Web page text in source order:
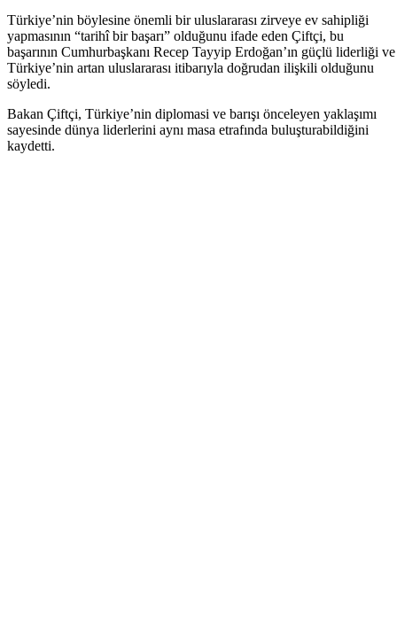
Türkiye’nin böylesine önemli bir uluslararası zirveye ev sahipliği
yapmasının “tarihî bir başarı” olduğunu ifade eden Çiftçi, bu
başarının Cumhurbaşkanı Recep Tayyip Erdoğan’ın güçlü liderliği ve
Türkiye’nin artan uluslararası itibarıyla doğrudan ilişkili olduğunu
söyledi.
Bakan Çiftçi, Türkiye’nin diplomasi ve barışı önceleyen yaklaşımı
sayesinde dünya liderlerini aynı masa etrafında buluşturabildiğini
kaydetti.